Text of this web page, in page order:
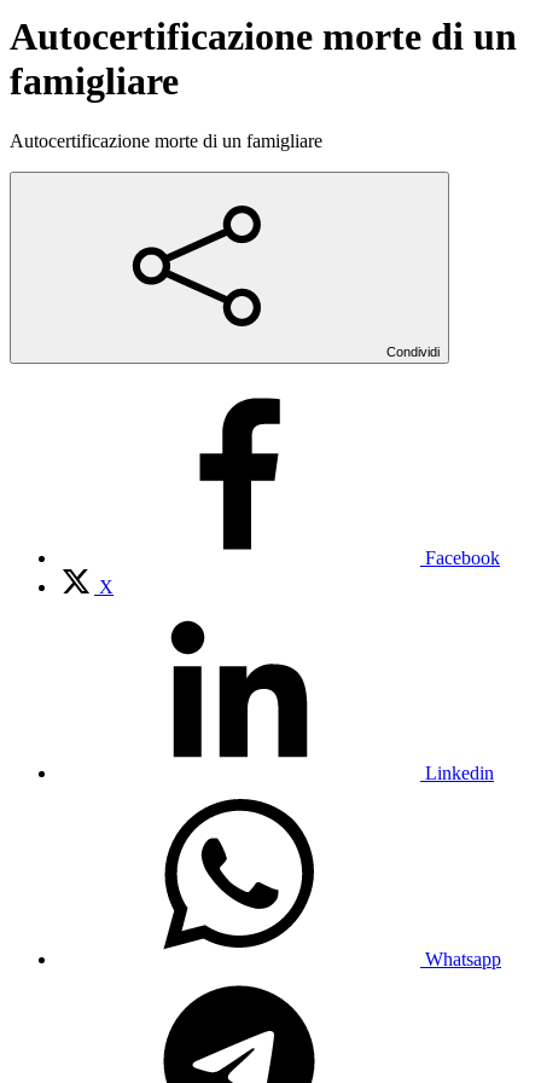
Autocertificazione morte di un
famigliare
Autocertificazione morte di un famigliare
Condividi
Facebook
X
Linkedin
Whatsapp